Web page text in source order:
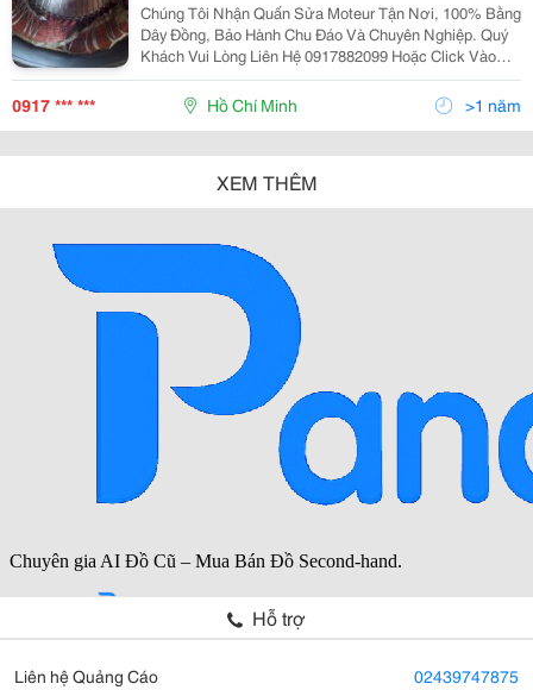
Chúng Tôi Nhận Quấn Sửa Moteur Tận Nơi, 100% Bằng
Dây Đồng, Bảo Hành Chu Đáo Và Chuyên Nghiệp. Quý
Khách Vui Lòng Liên Hệ 0917882099 Hoặc Click Vào
Đây Để Biết Thêm Chi Tiết: ----≫ Quấn Motor Điện ≪-----
0917 *** *** Hồ Chí Minh >1 năm
XEM THÊM
Hỗ trợ
Liên hệ Quảng Cáo 02439747875